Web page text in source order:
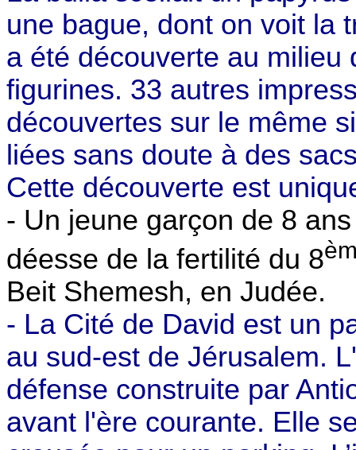
une bague, dont on voit la
a été découverte au
figurines. 33 autres
découvertes sur le même
liées sans doute à des
Cette découverte est
- Un jeune garçon de 8
déesse de la fertilité du 8
Beit Shemesh, en Judée.
- La Cité de David est un
au sud-est de Jérusalem.
défense construite par
avant l'ère courante. Elle